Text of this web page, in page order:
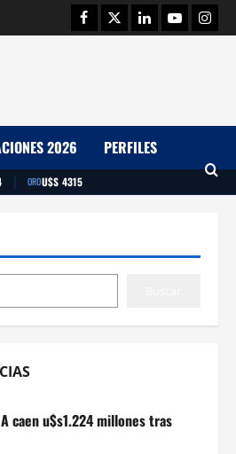
Facebook
TwitterLinkedinYoutube
2026 PERFILES
| OROU$S 4315
caen u$s1.224 millones tras